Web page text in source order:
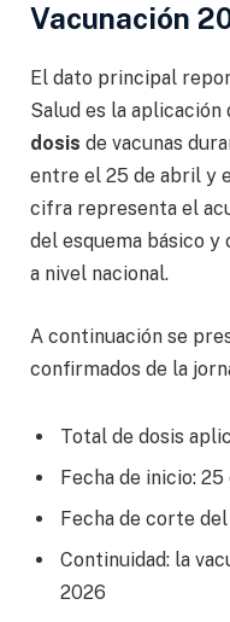
Vacunación
El dato principal
Salud es la aplicación
dosis de vacunas
entre el 25 de abril y
cifra representa el
del esquema básico
a nivel nacional.
A continuación se
confirmados de la
Total de dosis
Fecha de inicio:
Fecha de corte
Continuidad: la
2026